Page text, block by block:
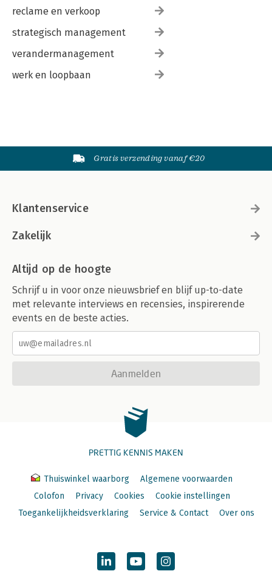
reclame en verkoop
strategisch management
verandermanagement
werk en loopbaan
Gratis verzending vanaf €20
Klantenservice
Zakelijk
Altijd op de hoogte
Schrijf u in voor onze nieuwsbrief en blijf up-to-date
met relevante interviews en recensies, inspirerende
events en de beste acties.
Aanmelden
PRETTIG KENNIS MAKEN
Thuiswinkel waarborg
Algemene voorwaarden
Colofon
Privacy Cookies
Cookie instellingen
Toegankelijkheidsverklaring
Service & Contact Over ons